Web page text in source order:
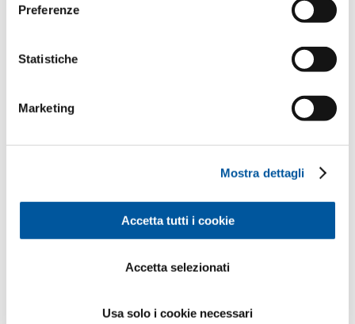
Preferenze
Statistiche
Marketing
Mostra dettagli
Accetta tutti i cookie
Accetta selezionati
Usa solo i cookie necessari
I Suoi dati personali
*Campi obbligatori
Sig. Sig.ra